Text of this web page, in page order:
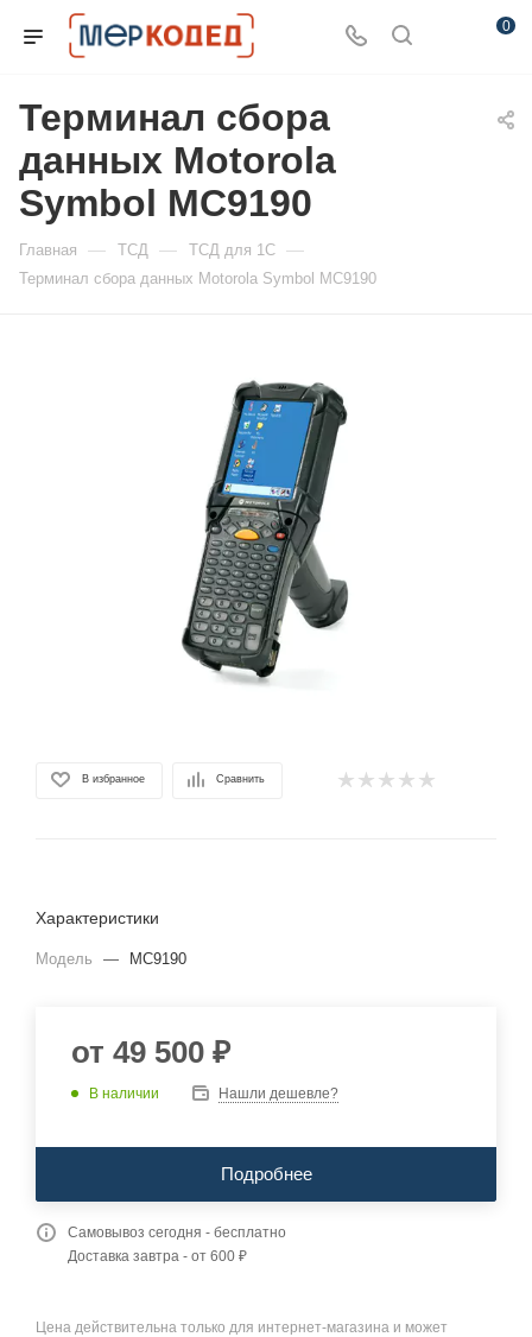
0
Терминал сбора
данных Motorola
Symbol MC9190
Главная — ТСД — ТСД для 1С —
Терминал сбора данных Motorola Symbol MC9190
В избранное Сравнить
Характеристики
Модель — MC9190
от 49 500 ₽
В наличии Нашли дешевле?
Подробнее
Самовывоз сегодня - бесплатно
Доставка завтра - от 600 ₽
Цена действительна только для интернет-магазина и может